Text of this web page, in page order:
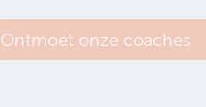
Ontmoet onze coaches